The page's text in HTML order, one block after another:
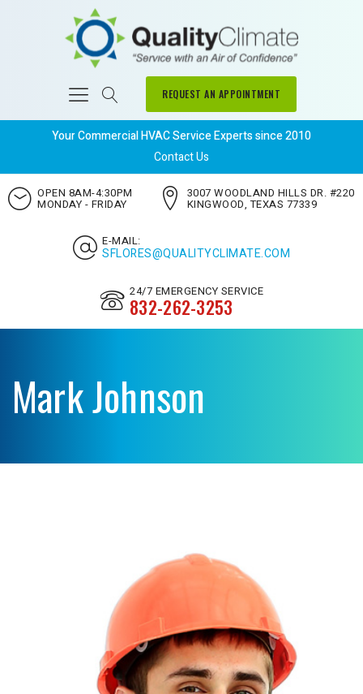
REQUEST AN APPOINTMENT
Your Commercial HVAC Service Experts since 2010
Contact Us
OPEN 8AM-4:30PM
MONDAY - FRIDAY
3007 WOODLAND HILLS DR. #220
KINGWOOD, TEXAS 77339
E-MAIL:
SFLORES@QUALITYCLIMATE.COM
24/7 EMERGENCY SERVICE
832-262-3253
Mark Johnson